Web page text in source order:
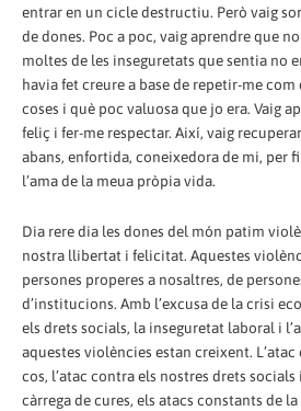
entrar en un cicle destructiu. Però vaig
de dones. Poc a poc, vaig aprendre que
moltes de les inseguretats que sentia no
havia fet creure a base de repetir-me
coses i què poc valuosa que jo era. Vaig
feliç i fer-me respectar. Així, vaig
abans, enfortida, coneixedora de mi, per
l’ama de la meua pròpia vida.
Dia rere dia les dones del món patim
nostra llibertat i felicitat. Aquestes
persones properes a nosaltres, de
d’institucions. Amb l’excusa de la crisi
els drets socials, la inseguretat laboral i
aquestes violències estan creixent.
cos, l’atac contra els nostres drets
càrrega de cures, els atacs constants de